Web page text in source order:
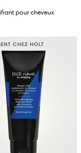
pour cheveux
CHEZ HOLT